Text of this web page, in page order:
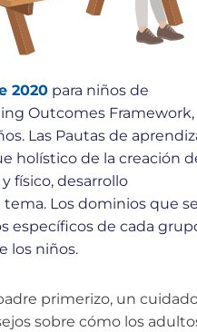
2020 para niños de
Outcomes Framework,
Las Pautas de
holístico de la creación
físico, desarrollo
Los dominios que se
específicos de cada
los niños.
primerizo, un
sobre cómo los